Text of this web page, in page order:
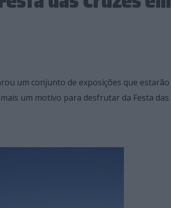
um conjunto de exposições que estarão
um motivo para desfrutar da Festa das